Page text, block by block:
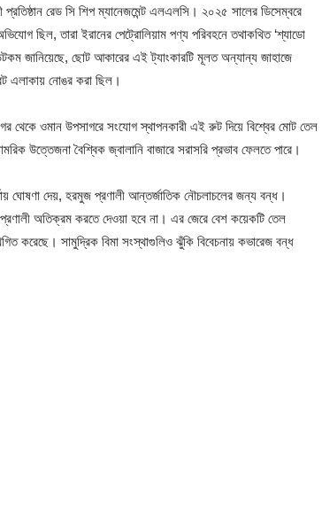
রেড সি শিপ ম্যানেজমেন্ট এলএলসি। ২০২৫ সালের ডিসেম্বরে
ছিল, তারা ইরানের পেট্রোলিয়াম পণ্য পরিবহনে তথাকথিত ‘শ্যাডো
ডটকম জানিয়েছে, ছোট আকারের এই ট্যাংকারটি মূলত অন্যান্য জাহাজে
এলাকায় নোঙর করা ছিল।
থেকে ওমান উপসাগরে সংযোগ স্থাপনকারী এই রুট দিয়ে বিশ্বের মোট তেল
উত্তেজনা বৈশ্বিক জ্বালানি বাজারে সরাসরি প্রভাব ফেলতে পারে।
ঘোষণা দেয়, হরমুজ প্রণালী আন্তর্জাতিক নৌচলাচলের জন্য বন্ধ।
অতিক্রম করতে দেওয়া হবে না। এর জেরে বেশ কয়েকটি তেল
করেছে। সামুদ্রিক বিমা সংস্থাগুলিও ঝুঁকি বিবেচনায় কভারেজ বন্ধ